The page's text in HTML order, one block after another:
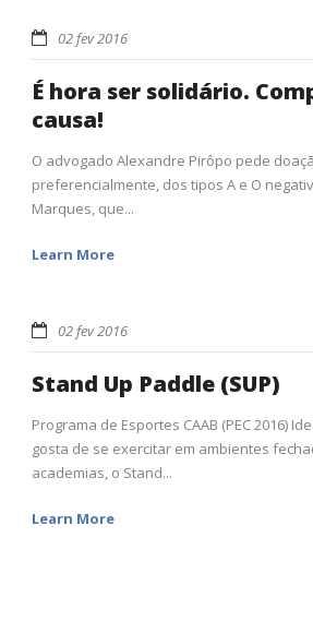
02 fev 2016
É hora ser solidário.
causa!
O advogado Alexandre Pirôpo pede
preferencialmente, dos tipos A e O
Marques, que...
Learn More
02 fev 2016
Stand Up Paddle (SUP)
Programa de Esportes CAAB (PEC 2016)
gosta de se exercitar em ambientes
academias, o Stand...
Learn More